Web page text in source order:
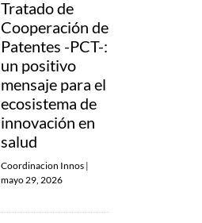
Tratado de
Cooperación de
Patentes -PCT-:
un positivo
mensaje para el
ecosistema de
innovación en
salud
Coordinacion Innos |
mayo 29, 2026